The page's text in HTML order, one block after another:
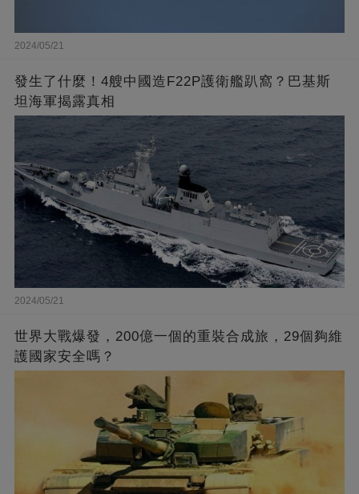
2024/05/21
發生了什麼！4艘中國造F22P護衛艦趴窩？巴基斯
坦海軍揭露真相
2024/05/21
世界大戰爆發，200億一個的重裝合成旅，29個夠維
護國家安全嗎？